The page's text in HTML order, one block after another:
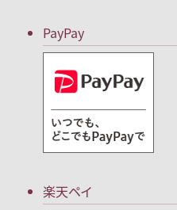
PayPay
楽天ペイ